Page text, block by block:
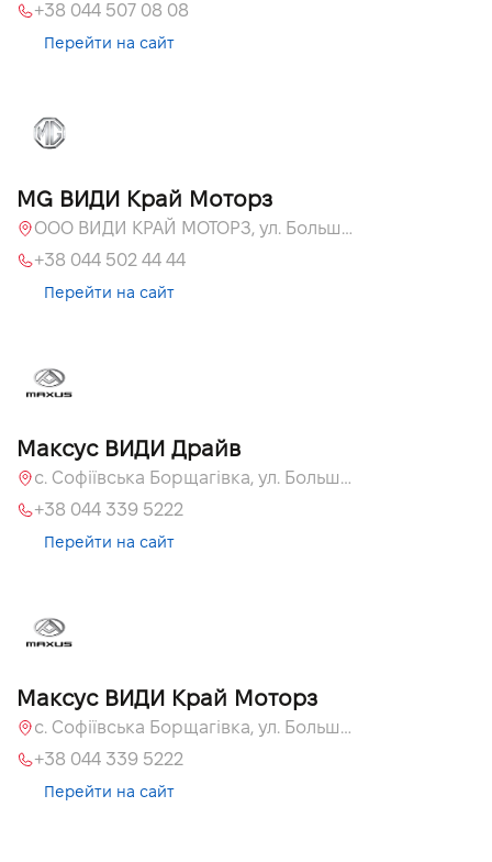
+38 044 507 08 08
Перейти на сайт
MG ВИДИ Край Моторз
ООО ВИДИ КРАЙ МОТОРЗ, ул. Большая Кольцевая, 60а
+38 044 502 44 44
Перейти на сайт
Максус ВИДИ Драйв
с. Софіївська Борщагівка, ул. Большая Кольцевая, 60а
+38 044 339 5222
Перейти на сайт
Максус ВИДИ Край Моторз
с. Софіївська Борщагівка, ул. Большая Кольцевая, 60а
+38 044 339 5222
Перейти на сайт